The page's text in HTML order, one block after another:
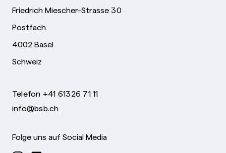
Friedrich Miescher-Strasse 30
Postfach
4002 Basel
Schweiz
Telefon +41 61326 71 11
info@bsb.ch
Folge uns auf Social Media